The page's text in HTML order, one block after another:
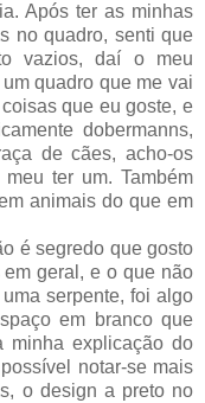
Após ter as minhas
no quadro, senti que
vazios, daí o meu
quadro que me vai
que eu goste, e
dobermanns,
de cães, acho-os
ter um. Também
animais do que em
é segredo que gosto
geral, e o que não
serpente, foi algo
em branco que
minha explicação do
notar-se mais
o design a preto no